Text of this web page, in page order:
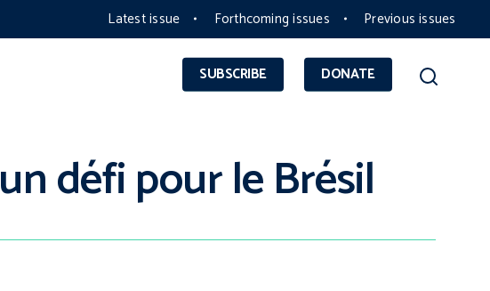
Latest issue Forthcoming issues Previous issues
SUBSCRIBE DONATE
défi pour le Brésil